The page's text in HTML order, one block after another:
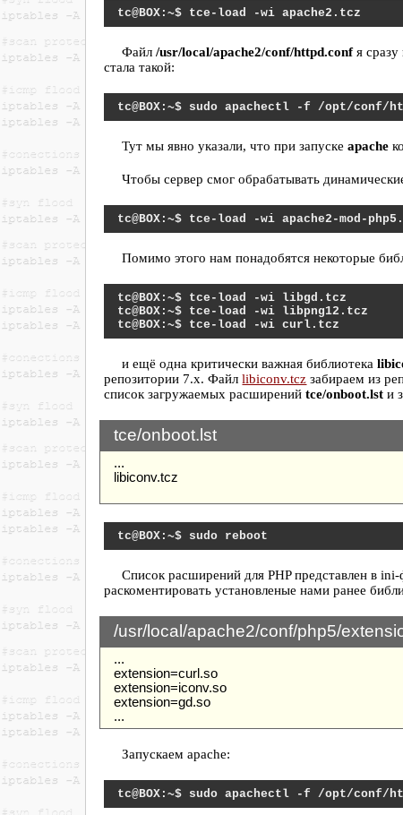
tce-load -wi apache2.tcz
Файл/usr/local/apache2/conf/httpd.confя сразу
стала такой:
sudo apachectl -f /opt/conf/
Тут мы явно указали, что при запускеapache
Чтобы сервер смог обрабатывать
tce-load -wi apache2-mod-
Помимо этого нам понадобятся некоторые
tce-load -wi libgd.tcz
tce-load -wi libpng12.tcz
tce-load -wi curl.tcz
и ещё одна критически важная библиотека
репозитории 7.x. Файлlibiconv.tcz забираем из
список загружаемых расширенийtce/onboot.lst и
tce/onboot.lst
...
libiconv.tcz
sudo reboot
Список расширений для PHP представлен в
раскоментировать установленые нами ранее
/usr/local/apache2/conf/php5/
...
extension=curl.so
extension=iconv.so
extension=gd.so
...
Запускаем apache:
sudo apachectl -f /opt/conf/